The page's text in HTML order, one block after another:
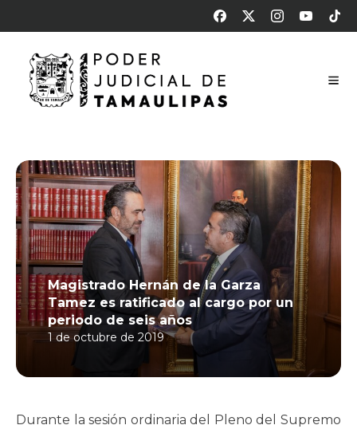
Magistrado Hernán de la Garza
Tamez es ratificado al cargo por un
periodo de seis años
1 de octubre de 2019
Durante la sesión ordinaria del Pleno del Supremo